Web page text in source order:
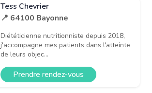
Tess Chevrier
📍 64100 Bayonne
Diététicienne nutritionniste depuis 2018,
j'accompagne mes patients dans l'atteinte
de leurs objec...
Prendre rendez-vous